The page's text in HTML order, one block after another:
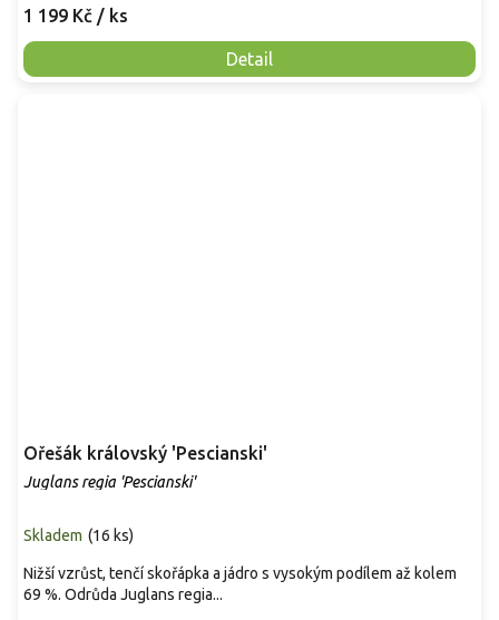
1 199 Kč / ks
Detail
Ořešák královský 'Pescianski'
Juglans regia 'Pescianski'
Skladem (16 ks)
Nižší vzrůst, tenčí skořápka a jádro s vysokým podílem až kolem
69 %. Odrůda Juglans regia...